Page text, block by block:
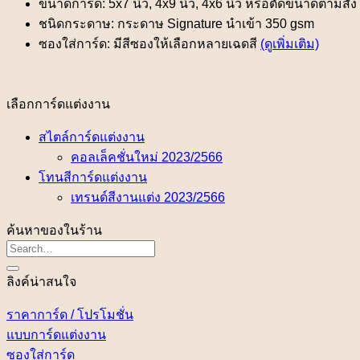
ขนาดการ์ด: 5x7 นิ้ว, 4x9 นิ้ว, 4x6 นิ้ว หรือตัดขนาดตามสั่ง
ชนิดกระดาษ: กระดาษ Signature นำเข้า 350 gsm
ซองใส่การ์ด: มีสีซองให้เลือกหลายเฉดสี (ดูเพิ่มเติม)
เลือกการ์ดแต่งงาน
สไตล์การ์ดแต่งงาน
คอลเล็คชั่นใหม่ 2023/2566
โทนสีการ์ดแต่งงาน
เทรนด์สีงานแต่ง 2023/2566
ค้นหาของในร้าน
ลิงค์น่าสนใจ
ราคาการ์ด / โปรโมชั่น
แบบการ์ดแต่งงาน
ซองใส่การ์ด